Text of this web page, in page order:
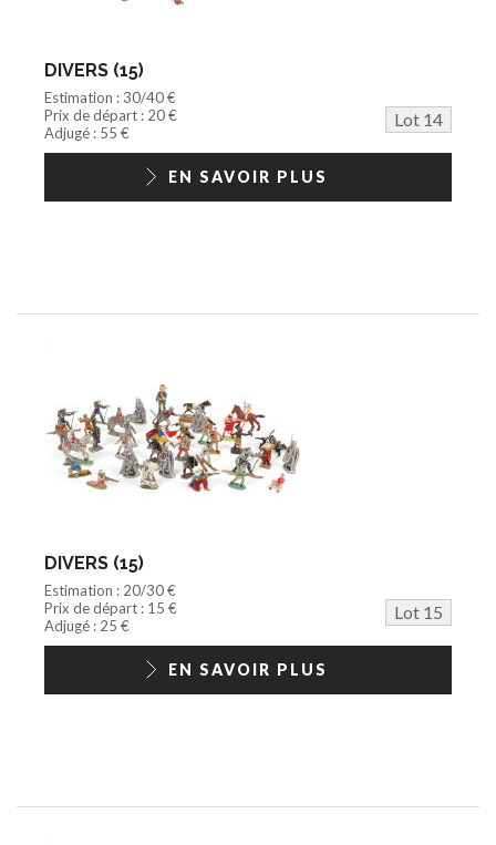
DIVERS (15)
Estimation : 30/40 €
Prix de départ : 20 €
Lot 14
Adjugé : 55 €
EN SAVOIR PLUS
DIVERS (15)
Estimation : 20/30 €
Prix de départ : 15 €
Lot 15
Adjugé : 25 €
EN SAVOIR PLUS